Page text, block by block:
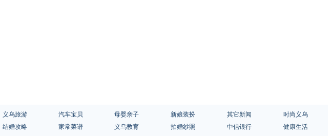
义乌旅游 汽车宝贝 母婴亲子 新娘装扮 其它新闻
时尚义乌
结婚攻略 家常菜谱 义乌教育 拍婚纱照 中信银行 健康生活